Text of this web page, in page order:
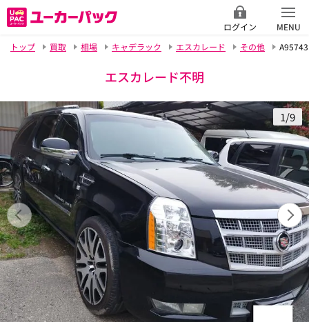
ログイン
MENU
トップ
買取 相場 キャデラック エスカレード その他 A95743
エスカレード不明
1/9